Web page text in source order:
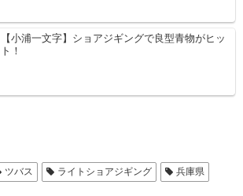
【小浦一文字】ショアジギングで良型青物がヒッ
ト！
ツバス ライトショアジギング 兵庫県